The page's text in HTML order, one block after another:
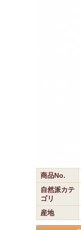
商品No.
自然派カテ
ゴリ
産地